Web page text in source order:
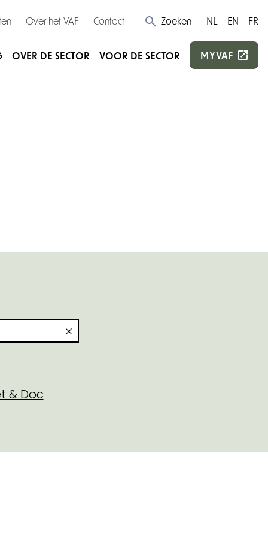
Over het VAF Contact Zoeken NL EN FR
OVER DE SECTOR VOOR DE SECTOR MYVAF
& Doc